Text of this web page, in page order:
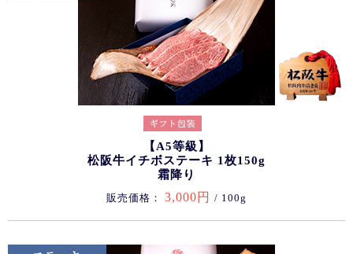
【A5等級】
松阪牛イチボステーキ 1枚150g
霜降り
販売価格： 3,000円 / 100g